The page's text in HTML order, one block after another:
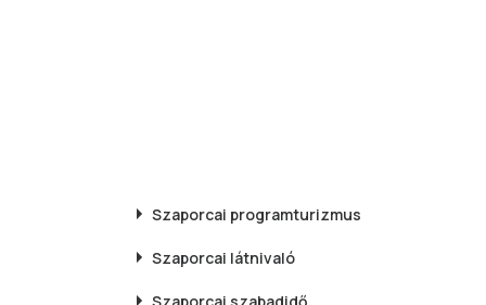
Szaporcai programturizmus
Szaporcai látnivaló
Szaporcai szabadidő